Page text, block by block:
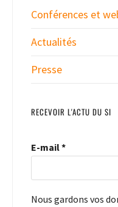
Conférences et
Actualités
Presse
RECEVOIR L'ACTU DU SI
E-mail*
Nous gardons vos